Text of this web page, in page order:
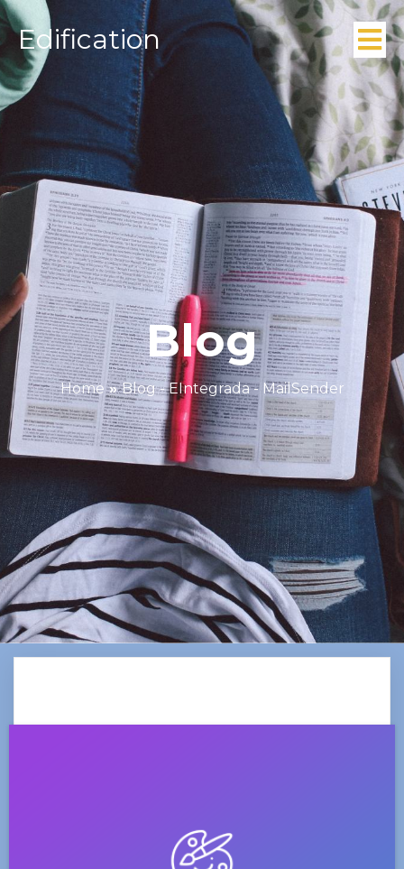
Edification
Blog
Home»Blog - EIntegrada - MailSender